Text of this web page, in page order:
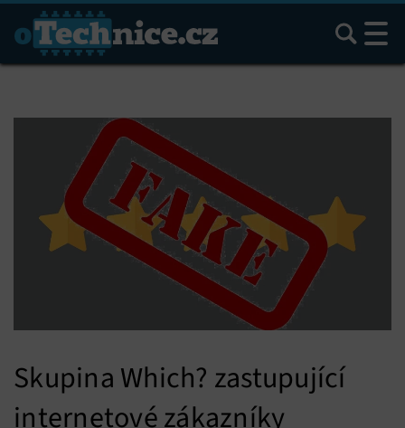
Hledat
Skupina Which? zastupující
internetové zákazníky